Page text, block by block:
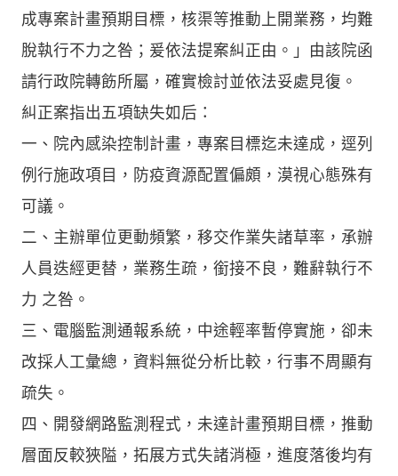
成專案計畫預期目標，核渠等推動上開業務，均難
脫執行不力之咎；爰依法提案糾正由。」由該院函
請行政院轉飭所屬，確實檢討並依法妥處見復。
糾正案指出五項缺失如后：
一、院內感染控制計畫，專案目標迄未達成，逕列
例行施政項目，防疫資源配置偏頗，漠視心態殊有
可議。
二、主辦單位更動頻繁，移交作業失諸草率，承辦
人員迭經更替，業務生疏，銜接不良，難辭執行不
力 之咎。
三、電腦監測通報系統，中途輕率暫停實施，卻未
改採人工彙總，資料無從分析比較，行事不周顯有
疏失。
四、開發網路監測程式，未達計畫預期目標，推動
層面反較狹隘，拓展方式失諸消極，進度落後均有